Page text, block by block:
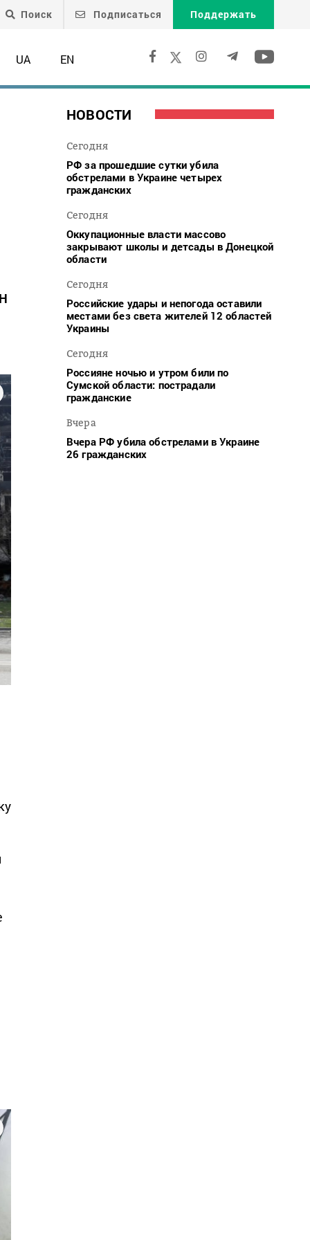
Поиск Подписаться Поддержать
UA EN
НОВОСТИ
Сегодня
РФ за прошедшие сутки убила
обстрелами в Украине четырех
гражданских
Сегодня
Оккупационные власти массово
закрывают школы и детсады в Донецкой
области
Сегодня
Российские удары и непогода оставили
местами без света жителей 12 областей
Украины
Сегодня
Россияне ночью и утром били по
Сумской области: пострадали
гражданские
Вчера
Вчера РФ убила обстрелами в Украине
26 гражданских